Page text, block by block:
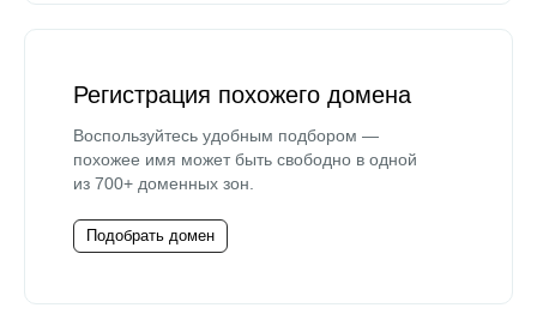
Регистрация похожего домена
Воспользуйтесь удобным подбором —
похожее имя может быть свободно в одной
из 700+ доменных зон.
Подобрать домен